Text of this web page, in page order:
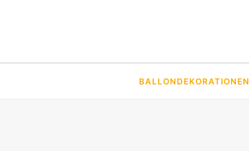
BALLONDEKORATIONEN